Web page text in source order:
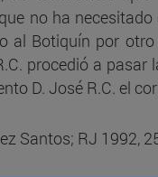
idónea
la causa de
no ha
al Botiquín por
procedió a
D. José R.C. el
Santos; RJ 1992,